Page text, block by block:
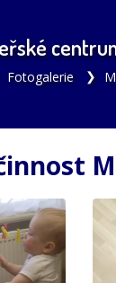
Fotogalerie